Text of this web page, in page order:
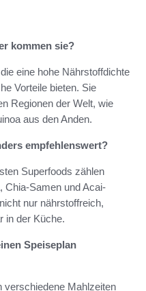
kommen sie?
eine hohe Nährstoffdichte
Vorteile bieten. Sie
Regionen der Welt, wie
aus den Anden.
empfehlenswert?
Superfoods zählen
Chia-Samen und Acai-
nur nährstoffreich,
in der Küche.
Speiseplan
verschiedene Mahlzeiten